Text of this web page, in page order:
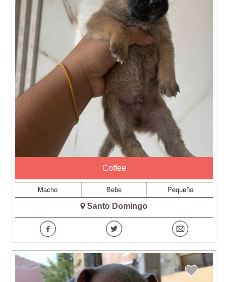
Coffee
Macho Bebe Pequeño
Santo Domingo